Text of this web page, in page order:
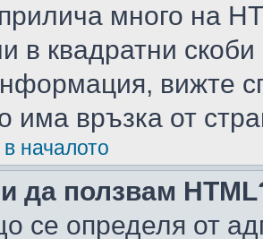
много на
в квадратни
вижте
има връзка от
началото
да ползвам
се определя от